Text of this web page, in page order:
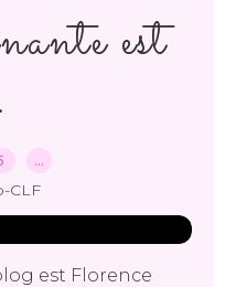
est
…
CLF
est Florence